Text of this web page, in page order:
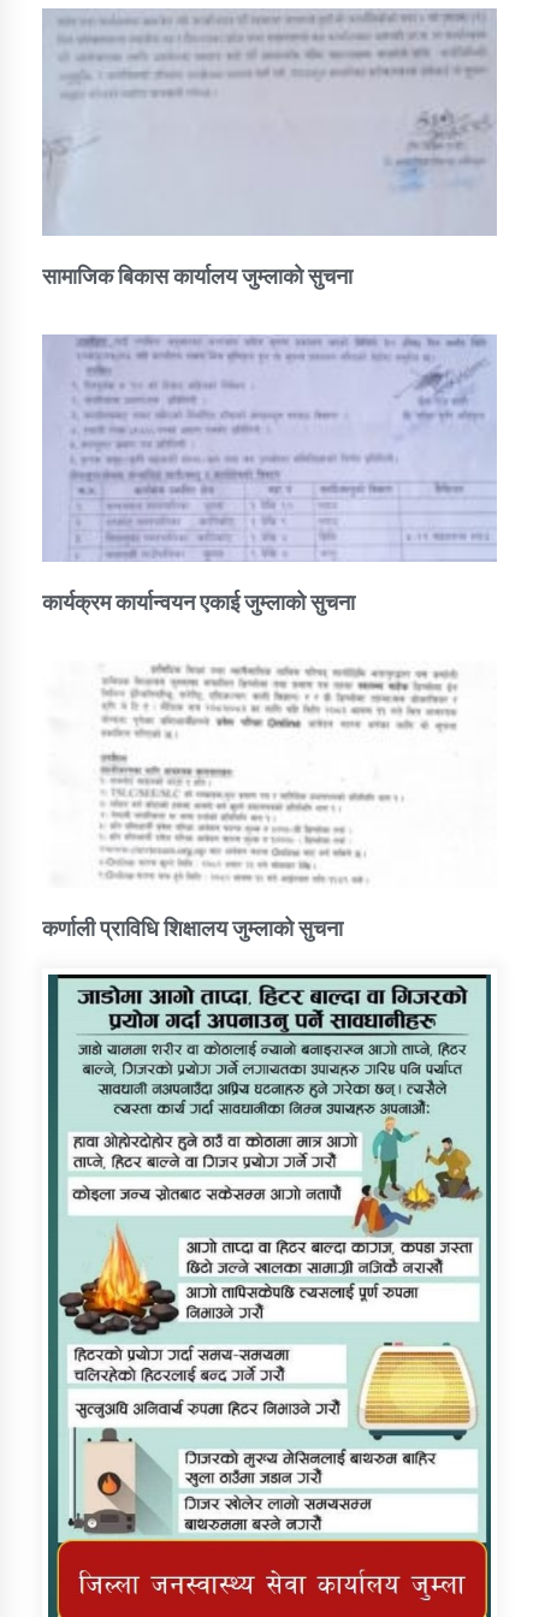
सामाजिक बिकास कार्यालय जुम्लाकाे सुचना
कार्यक्रम कार्यान्वयन एकाई जुम्लाको सुचना
कर्णाली प्राविधि शिक्षालय जुम्लाको सुचना